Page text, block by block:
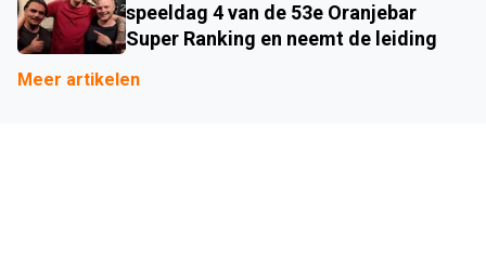
speeldag 4 van de 53e Oranjebar
Super Ranking en neemt de leiding
Meer artikelen